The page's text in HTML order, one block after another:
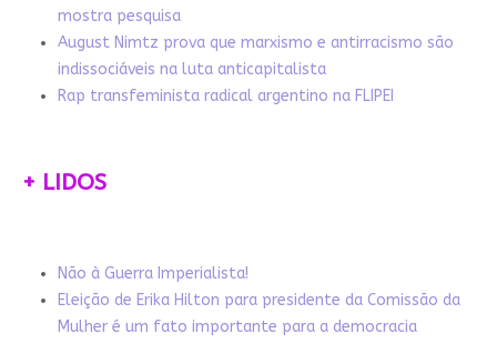
mostra pesquisa
August Nimtz prova que marxismo e antirracismo são
indissociáveis na luta anticapitalista
Rap transfeminista radical argentino na FLIPEI
+ LIDOS
Não à Guerra Imperialista!
Eleição de Erika Hilton para presidente da Comissão da
Mulher é um fato importante para a democracia